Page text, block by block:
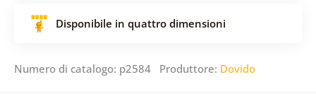
Disponibile in quattro dimensioni
Numero di catalogo: p2584 Produttore: Dovido